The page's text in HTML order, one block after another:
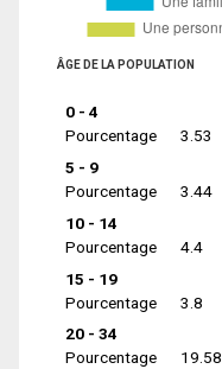
ÂGE DE LA POPULATION
0 - 4
Pourcentage
3.53
5 - 9
Pourcentage
3.44
10 - 14
Pourcentage
4.4
15 - 19
Pourcentage
3.8
20 - 34
Pourcentage
19.58